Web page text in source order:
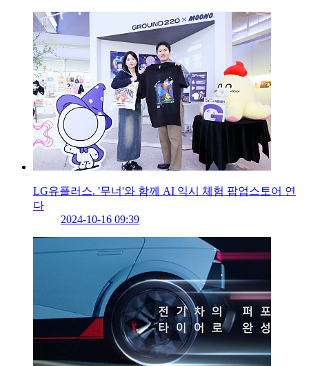
LG유플러스. '무너'와 함께 AI 익시 체험 팝업스토어 연
다
2024-10-16 09:39